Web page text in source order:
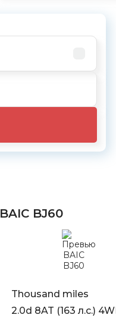
BAIC BJ60
Thousand miles
2.0d 8AT (163 л.с.)